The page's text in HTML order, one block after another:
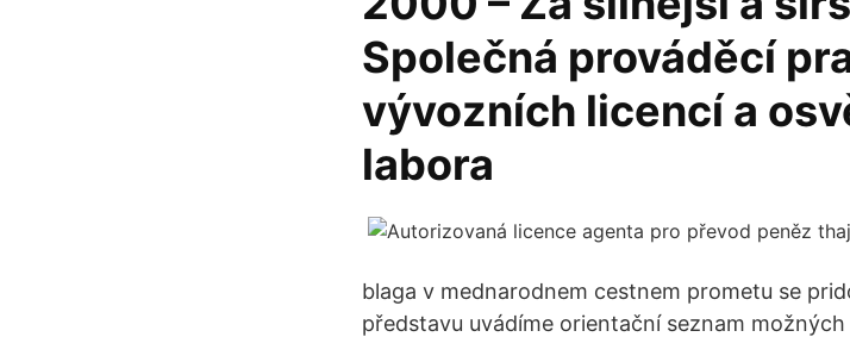
Společná prováděcí
vývozních licencí a
labora
blaga v mednarodnem cestnem prometu se
představu uvádíme orientační seznam